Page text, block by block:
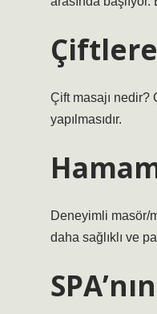
Çift masajı nedir?
yapılmasıdır.
Deneyimli masör/
daha sağlıklı ve